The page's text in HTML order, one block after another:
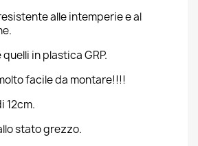
alle intemperie e al
in plastica GRP.
facile da montare!!!!
12cm.
stato grezzo.